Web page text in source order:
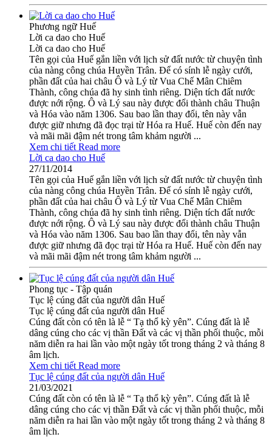
Phương ngữ Huế
Lời ca dao cho Huế
Lời ca dao cho Huế
Tên gọi của Huế gắn liền với lịch sử đất nước từ chuyện tình
của nàng công chúa Huyền Trân. Để có sính lễ ngày cưới,
phần đất của hai châu Ô và Lý từ Vua Chế Mân Chiêm
Thành, công chúa đã hy sinh tình riêng. Diện tích đất nước
được nới rộng. Ô và Lý sau này được đổi thành châu Thuận
và Hóa vào năm 1306. Sau bao lần thay đổi, tên này vẫn
được giữ nhưng đã đọc trại từ Hóa ra Huế. Huế còn đến nay
và mãi mãi đậm nét trong tâm khảm người ...
Xem chi tiết Read more
Lời ca dao cho Huế
27/11/2014
Tên gọi của Huế gắn liền với lịch sử đất nước từ chuyện tình
của nàng công chúa Huyền Trân. Để có sính lễ ngày cưới,
phần đất của hai châu Ô và Lý từ Vua Chế Mân Chiêm
Thành, công chúa đã hy sinh tình riêng. Diện tích đất nước
được nới rộng. Ô và Lý sau này được đổi thành châu Thuận
và Hóa vào năm 1306. Sau bao lần thay đổi, tên này vẫn
được giữ nhưng đã đọc trại từ Hóa ra Huế. Huế còn đến nay
và mãi mãi đậm nét trong tâm khảm người ...
Phong tục - Tập quán
Tục lệ cúng đất của người dân Huế
Tục lệ cúng đất của người dân Huế
Cúng đất còn có tên là lễ “ Tạ thổ kỳ yên”. Cúng đất là lễ
dâng cúng cho các vị thần Đất và các vị thần phối thuộc, mỗi
năm diễn ra hai lần vào một ngày tốt trong tháng 2 và tháng 8
âm lịch.
Xem chi tiết Read more
Tục lệ cúng đất của người dân Huế
21/03/2021
Cúng đất còn có tên là lễ “ Tạ thổ kỳ yên”. Cúng đất là lễ
dâng cúng cho các vị thần Đất và các vị thần phối thuộc, mỗi
năm diễn ra hai lần vào một ngày tốt trong tháng 2 và tháng 8
âm lịch.